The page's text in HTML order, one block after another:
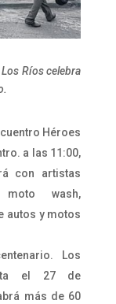
Ríos celebra
Héroes
a las 11:00,
con artistas
moto wash,
autos y motos
Los
el 27 de
más de 60